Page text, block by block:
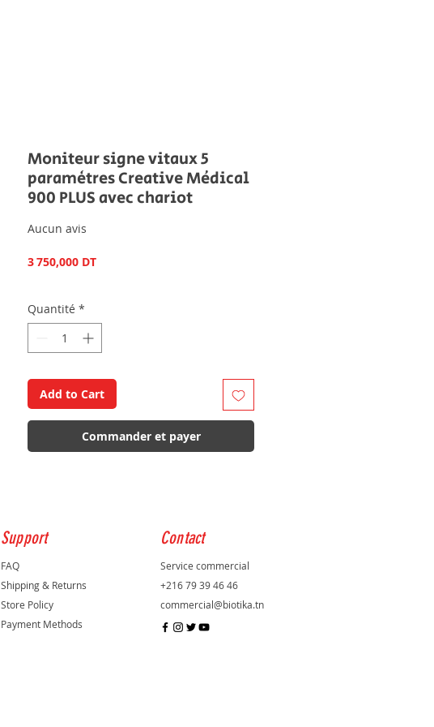
Moniteur signe vitaux 5
paramètres Creative Médical
900 PLUS avec chariot
Aucun avis
3 750,000 DTPrix
Quantité *
Add to Cart
Commander et payer
Support
FAQ
Shipping & Returns
Store Policy
Payment Methods
Contact
Service commercial
+216 79 39 46 46
commercial@biotika.tn